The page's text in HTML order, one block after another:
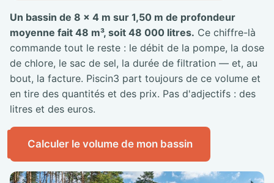
Un bassin de 8 × 4 m sur 1,50 m de profondeur
moyenne fait 48 m³, soit 48 000 litres. Ce chiffre-là
commande tout le reste : le débit de la pompe, la dose
de chlore, le sac de sel, la durée de filtration — et, au
bout, la facture. Piscin3 part toujours de ce volume et
en tire des quantités et des prix. Pas d'adjectifs : des
litres et des euros.
Calculer le volume de mon bassin